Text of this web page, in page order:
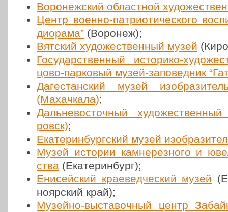
Воро­неж­ский област­ной
Центр военно-пат­ри­о­ти­че­ско­го
диорама” (Воронеж);
Вятский худо­же­ствен­ный музей
Госу­дар­ствен­ный исто­ри­ко-
цо­во-пар­ко­вый музей-запо­вед­ник
Даге­стан­ский музей
(Махач­ка­ла);
Даль­не­во­сточ­ный
ровск);
Ека­те­рин­бург­ский музей
Музей истории кам­не­рез­но­го и
ства (Ека­те­рин­бург);
Ени­сей­ский кра­е­вед­че­ский музей
но­яр­ский край);
Музейно-выста­воч­ный центр